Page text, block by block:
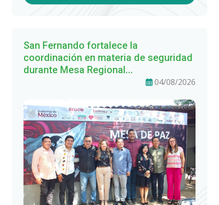
San Fernando fortalece la
coordinación en materia de seguridad
durante Mesa Regional...
04/08/2026